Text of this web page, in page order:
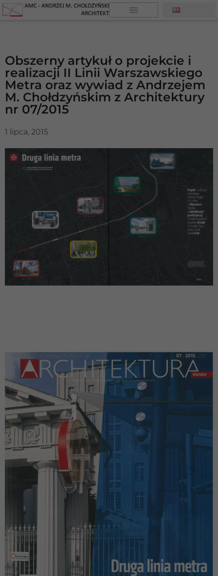
Obszerny artykuł o projekcie i
realizacji II Linii Warszawskiego
Metra oraz wywiad z Andrzejem
M. Chołdzyńskim z Architektury
nr 07/2015
1 lipca, 2015